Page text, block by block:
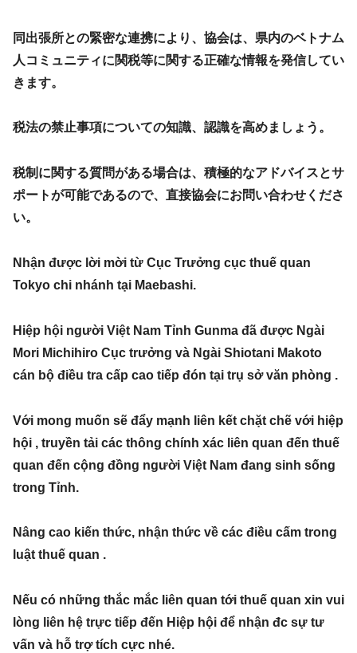
同出張所との緊密な連携により、協会は、県内のベトナム
人コミュニティに関税等に関する正確な情報を発信してい
きます。
税法の禁止事項についての知識、認識を高めましょう。
税制に関する質問がある場合は、積極的なアドバイスとサ
ポートが可能であるので、直接協会にお問い合わせくださ
い。
Nhận được lời mời từ Cục Trưởng cục thuế quan
Tokyo chi nhánh tại Maebashi.
Hiệp hội người Việt Nam Tỉnh Gunma đã được Ngài
Mori Michihiro Cục trưởng và Ngài Shiotani Makoto
cán bộ điều tra cấp cao tiếp đón tại trụ sở văn phòng .
Với mong muốn sẽ đẩy mạnh liên kết chặt chẽ với hiệp
hội , truyền tải các thông chính xác liên quan đến thuế
quan đến cộng đồng người Việt Nam đang sinh sống
trong Tỉnh.
Nâng cao kiến thức, nhận thức về các điều cấm trong
luật thuế quan .
Nếu có những thắc mắc liên quan tới thuế quan xin vui
lòng liên hệ trực tiếp đến Hiệp hội để nhận đc sự tư
vấn và hỗ trợ tích cực nhé.